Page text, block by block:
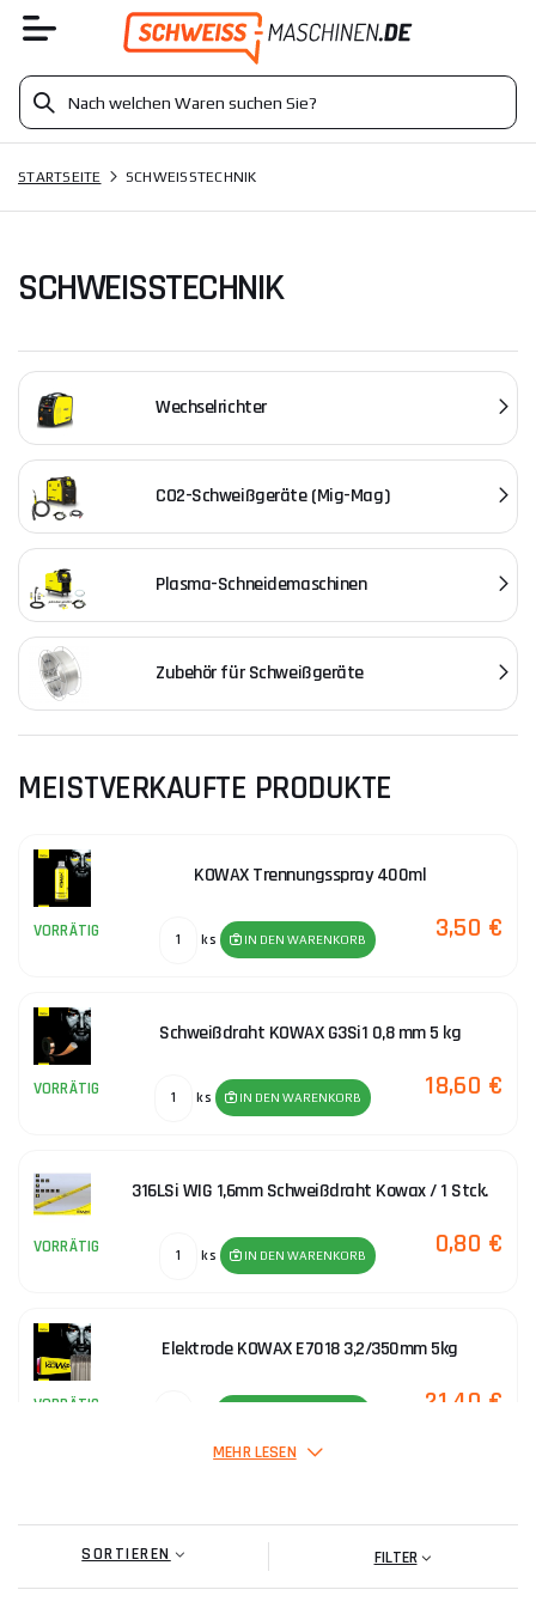
STARTSEITE SCHWEISSTECHNIK
SCHWEISSTECHNIK
Wechselrichter
CO2-Schweißgeräte (Mig-Mag)
Plasma-Schneidemaschinen
Zubehör für Schweißgeräte
MEISTVERKAUFTE PRODUKTE
KOWAX Trennungsspray 400ml
VORRÄTIG ks IN DEN WARENKORB 3,50 €
Schweißdraht KOWAX G3Si1 0,8 mm 5 kg
VORRÄTIG ks IN DEN WARENKORB 18,60 €
316LSi WIG 1,6mm Schweißdraht Kowax / 1 Stck.
VORRÄTIG ks IN DEN WARENKORB 0,80 €
Elektrode KOWAX E7018 3,2/350mm 5kg
VORRÄTIG 21,40 €
VORRÄTIG IN DEN WARENKORB
MEHR LESEN
SORTIEREN FILTER